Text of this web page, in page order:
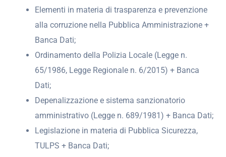
Elementi in materia di trasparenza e prevenzione
alla corruzione nella Pubblica Amministrazione +
Banca Dati;
Ordinamento della Polizia Locale (Legge n.
65/1986, Legge Regionale n. 6/2015) + Banca
Dati;
Depenalizzazione e sistema sanzionatorio
amministrativo (Legge n. 689/1981) + Banca Dati;
Legislazione in materia di Pubblica Sicurezza,
TULPS + Banca Dati;